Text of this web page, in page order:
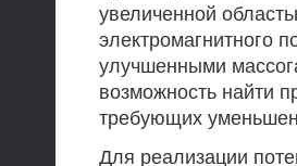
увеличенной
электромагнитного
улучшенными
возможность найти
требующих
Для реализации